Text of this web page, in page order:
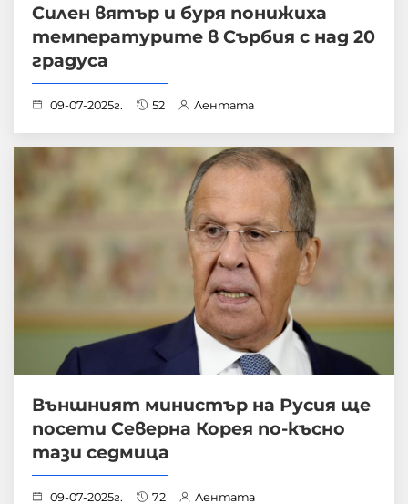
Силен вятър и буря понижиха
температурите в Сърбия с над 20
градуса
09-07-2025г. 52 Лентата
Външният министър на Русия ще
посети Северна Корея по-късно
тази седмица
09-07-2025г. 72 Лентата